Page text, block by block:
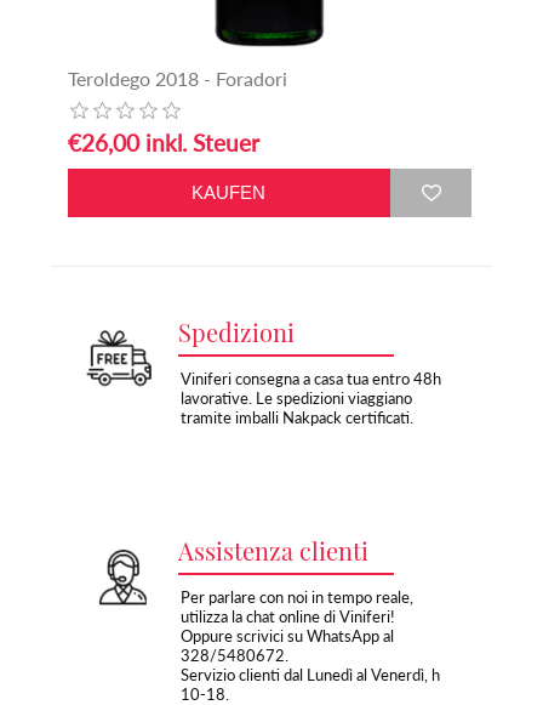
Teroldego 2018 - Foradori
€26,00 inkl. Steuer
Spedizioni
Viniferi consegna a casa tua entro 48h
lavorative. Le spedizioni viaggiano
tramite imballi Nakpack certificati.
Assistenza clienti
Per parlare con noi in tempo reale,
utilizza la chat online di Viniferi!
Oppure scrivici su WhatsApp al
328/5480672.
Servizio clienti dal Lunedì al Venerdì, h
10-18.